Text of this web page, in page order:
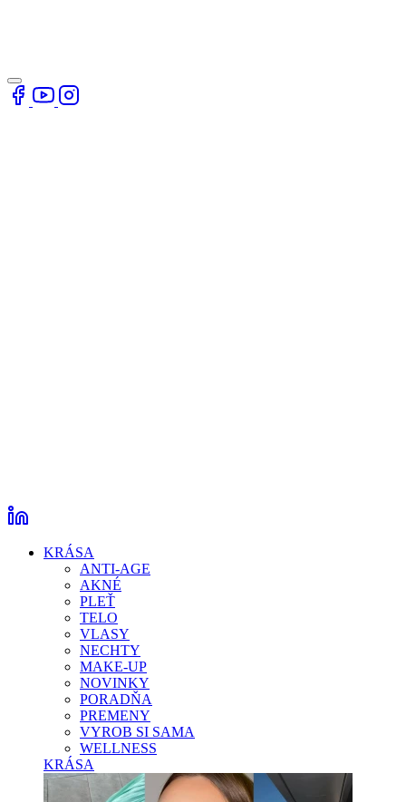
KRÁSA
ANTI-AGE
AKNÉ
PLEŤ
TELO
VLASY
NECHTY
MAKE-UP
NOVINKY
PORADŇA
PREMENY
VYROB SI SAMA
WELLNESS
KRÁSA